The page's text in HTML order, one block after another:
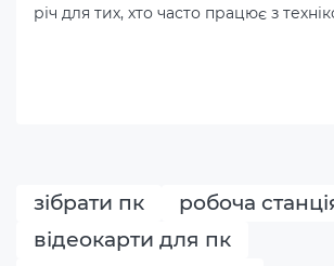
річ для тих, хто часто працює з
зібрати пк
робоча
відеокарти для пк